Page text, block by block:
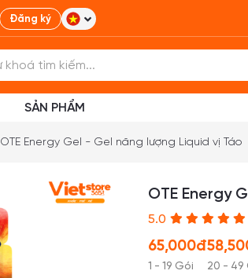
Đăng ký
SẢN PHẨM
OTE Energy Gel - Gel năng lượng Liquid vị Táo
OTE Energy
5.0 (*)(*) (*) (*) (*)
65,000đ
1 - 19 Gói 20 - 49